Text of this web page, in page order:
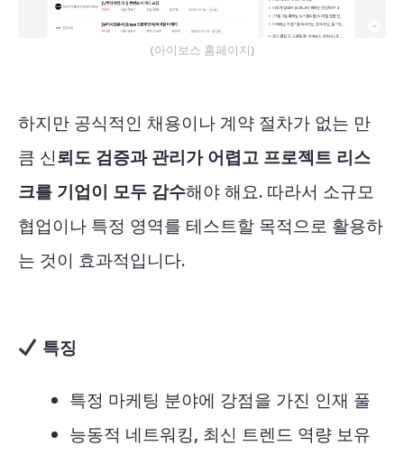
(아이보스 홈페이지)
하지만 공식적인 채용이나 계약 절차가 없는 만
큼 신뢰도 검증과 관리가 어렵고 프로젝트 리스
크를 기업이 모두 감수해야 해요. 따라서 소규모
협업이나 특정 영역를 테스트할 목적으로 활용하
는 것이 효과적입니다.
특징
특정 마케팅 분야에 강점을 가진 인재 풀
능동적 네트워킹, 최신 트렌드 역량 보유